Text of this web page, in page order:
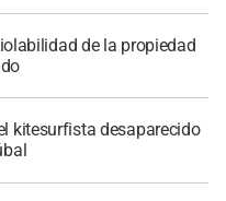
de la propiedad
kitesurfista desaparecido